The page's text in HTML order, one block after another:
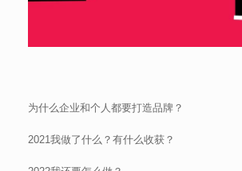
为什么企业和个人都要打造品牌？
2021我做了什么？有什么收获？